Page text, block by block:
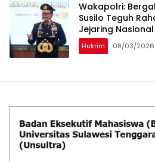
Wakapolri:
Susilo Teguh
Jejaring
Hukrim 08/03/2026